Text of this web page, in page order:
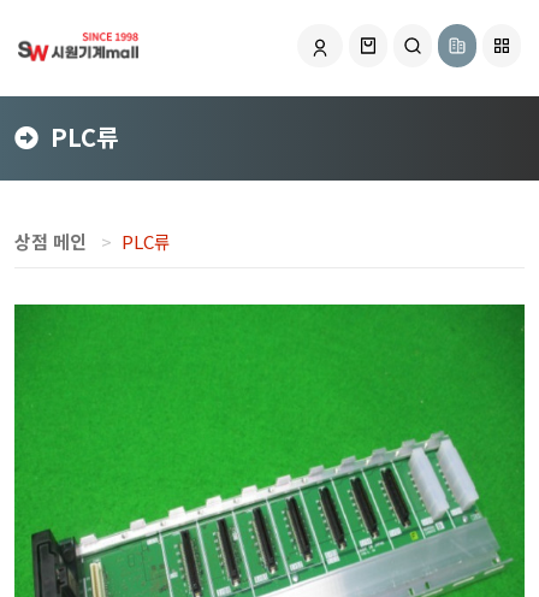
PLC류
상점 메인 PLC류